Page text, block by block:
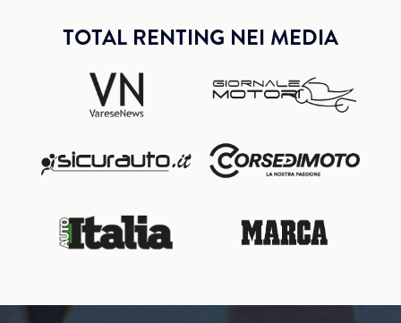
TOTAL RENTING NEI MEDIA